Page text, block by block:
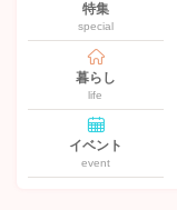
特集
special
暮らし
life
イベント
event